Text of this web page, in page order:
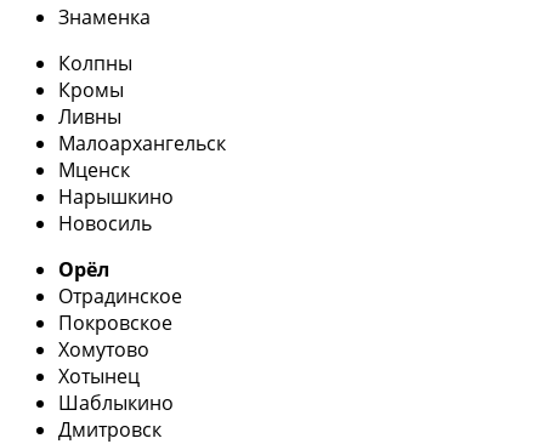
Знаменка
Колпны
Кромы
Ливны
Малоархангельск
Мценск
Нарышкино
Новосиль
Орёл
Отрадинское
Покровское
Хомутово
Хотынец
Шаблыкино
Дмитровск